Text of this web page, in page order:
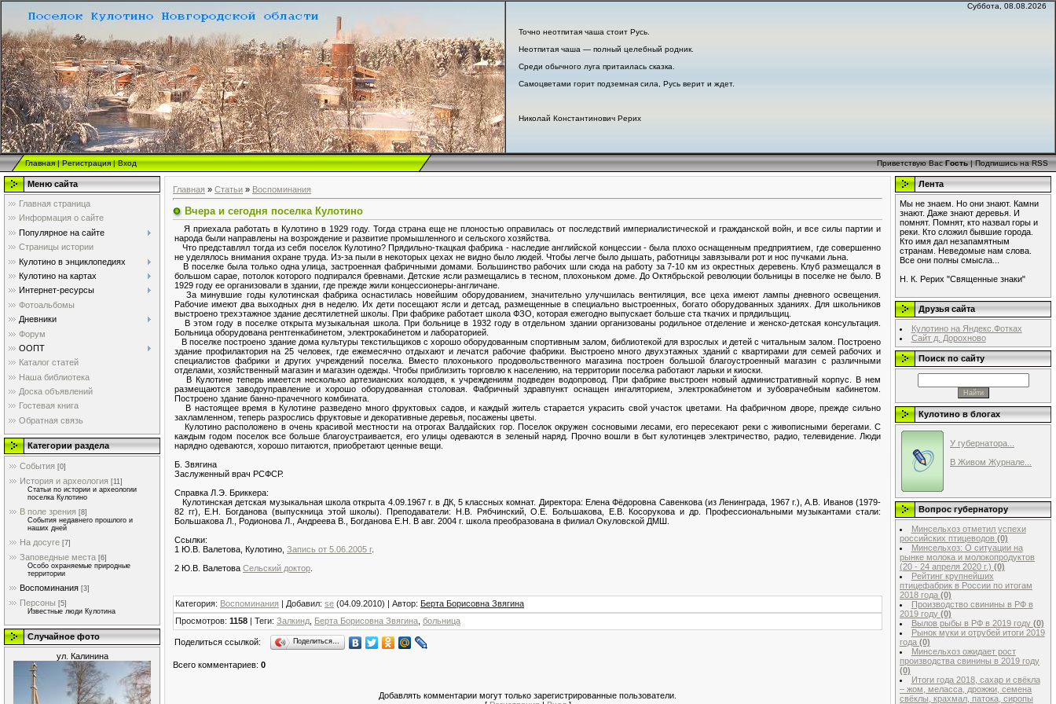
Суббота, 08.08.2026
Точно неотпитая чаша стоит Русь.
Неотпитая чаша — полный целебный родник.
Среди обычного луга притаилась сказка.
Самоцветами горит подземная сила, Русь верит и ждет.
Николай Константинович Рерих
Главная|Регистрация|Вход Приветствую Вас Гость|Подпишись на RSS
Меню сайта
Главная страница
Информация о сайте
Популярное на сайте
Страницы истории
Кулотино в энциклопедиях
Кулотино на картах
Интернет-ресурсы
Фотоальбомы
Дневники
Форум
ООПТ
Каталог статей
Наша библиотека
Доска объявлений
Гостевая книга
Обратная связь
Категории раздела
События [0]
История и археология [11]
Статьи по истории и археологии
поселка Кулотино
В поле зрения [8]
События недавнего прошлого и
наших дней
На досуге [7]
Заповедные места [6]
Особо охраняемые природные
территории
Воспоминания [3]
Персоны [5]
Известные люди Кулотина
Случайное фото
ул. Калинина
Главная » Статьи » Воспоминания
Вчера и сегодня поселка Кулотино
Я приехала работать в Кулотино в 1929 году. Тогда страна еще не плоностью оправилась от последствий империалистической и гражданской войн, и все силы партии и
народа были направлены на возрождение и развитие промышленного и сельского хозяйства.
Что представлял тогда из себя поселок Кулотино? Прядильно-ткацкая фабрика - наследие английской концессии - была плохо оснащенным предприятием, где совершенно
не уделялось внимания охране труда. Из-за пыли в некоторых цехах не видно было людей. Чтобы легче было дышать, работницы завязывали рот и нос пучками льна.
В поселке была только одна улица, застроенная фабричными домами. Большинство рабочих шли сюда на работу за 7-10 км из окрестных деревень. Клуб размещался в
большом сарае, потолок которого подпирался бревнами. Детские ясли размещались в тесном, плохоньком доме. До Октябрьской революции больницы в поселке не было. В
1929 году ее организовали в здании, где прежде жили концессионеры-англичане.
За минувшие годы кулотинская фабрика оснастилась новейшим оборудованием, значительно улучшилась вентиляция, все цеха имеют лампы дневного освещения.
Рабочие имеют два выходных дня в неделю. Их дети посещают ясли и детсад, размещенные в специально выстроенных, богато оборудованных зданиях. Для школьников
выстроено трехэтажное здание десятилетней школы. При фабрике работает школа ФЗО, которая ежегодно выпускает больше ста ткачих и прядильщиц.
В этом году в поселке открыта музыкальная школа. При больнице в 1932 году в отдельном здании организованы родильное отделение и женско-детская консультация.
Больница оборудована рентгенкабинетом, электрокабинетом и лабораторией.
В поселке построено здание дома культуры текстильщиков с хорошо оборудованным спортивным залом, библиотекой для взрослых и детей с читальным залом. Построено
здание профилактория на 25 человек, где ежемесячно отдыхают и лечатся рабочие фабрики. Выстроено много двухэтажных зданий с квартирами для семей рабочих и
специалистов фабрики и других учреждений поселка. Вместо плохонького продовольственного магазина построен большой благоустроенный магазин с различными
отделами, хозяйственный магазин и магазин одежды. Чтобы приблизить торговлю к населению, на территории поселка работают ларьки и киоски.
В Кулотине теперь имеется несколько артезианских колодцев, к учреждениям подведен водопровод. При фабрике выстроен новый административный корпус. В нем
размещаются заводоуправление и хорошо оборудованная столовая. Фабричный здравпункт оснащен ингаляторием, электрокабинетом и зубоврачебным кабинетом.
Построено здание банно-прачечного комбината.
В настоящее время в Кулотине разведено много фруктовых садов, и каждый житель старается украсить свой участок цветами. На фабричном дворе, прежде сильно
захламленном, теперь разрослись фруктовые и декоративные деревья, посажены цветы.
Кулотино расположено в очень красивой местности на отрогах Валдайских гор. Поселок окружен сосновыми лесами, его пересекают реки с живописными берегами. С
каждым годом поселок все больше благоустраивается, его улицы одеваются в зеленый наряд. Прочно вошли в быт кулотинцев электричество, радио, телевидение. Люди
нарядно одеваются, хорошо питаются, приобретают ценные вещи.
Б. Звягина
Заслуженный врач РСФСР.
Справка Л.Э. Бриккера:
Кулотинская детская музыкальная школа открыта 4.09.1967 г. в ДК, 5 классных комнат. Директора: Елена Фёдоровна Савенкова (из Ленинграда, 1967 г.), А.В. Иванов (1979-
82 гг), Е.Н. Богданова (выпускница этой школы). Преподаватели: Н.В. Рябчинский, О.Е. Большакова, Е.В. Косорукова и др. Профессиональными музыкантами стали:
Большакова Л., Родионова Л., Андреева В., Богданова Е.Н. В авг. 2004 г. школа преобразована в филиал Окуловской ДМШ.
Ссылки:
1 Ю.В. Валетова, Кулотино, Запись от 5.06.2005 г.
2 Ю.В. Валетова Сельский доктор
Категория: Воспоминания | Добавил: se (04.09.2010) | Автор: Берта Борисовна Звягина
Просмотров: 1158 | Теги: Залкинд Берта Борисовна Звягина больница
Поделиться ссылкой: Поделиться…
Всего комментариев: 0
Добавлять комментарии могут только зарегистрированные пользователи.
Лента
Мы не знаем. Но они знают. Камни
знают. Даже знают деревья. И
помнят. Помнят, кто назвал горы и
реки. Кто сложил бывшие города.
Кто имя дал незапамятным
странам. Неведомые нам слова.
Все они полны смысла...
Н. К. Рерих "Священные знаки"
Друзья сайта
Кулотино на Яндекс.Фотках
Сайт д. Дорохново
Поиск по сайту
Кулотино в блогах
У губернатора...
В Живом Журнале...
Вопрос губернатору
Минсельхоз отметил успехи
российских птицеводов (0)
Минсельхоз: О ситуации на
рынке молока и молокопродуктов
(20 - 24 апреля 2020 г.) (0)
Рейтинг крупнейших
птицефабрик в России по итогам
2018 года (0)
Производство свинины в РФ в
2019 году (0)
Вылов рыбы в РФ в 2019 году (0)
Рынок муки и отрубей итоги 2019
года (0)
Минсельхоз ожидает рост
производства свинины в 2019 году
(0)
Итоги года 2018, сахар и свёкла
– жом, меласса, дрожжи, семена
свёклы, крахмал, патока, сиропы